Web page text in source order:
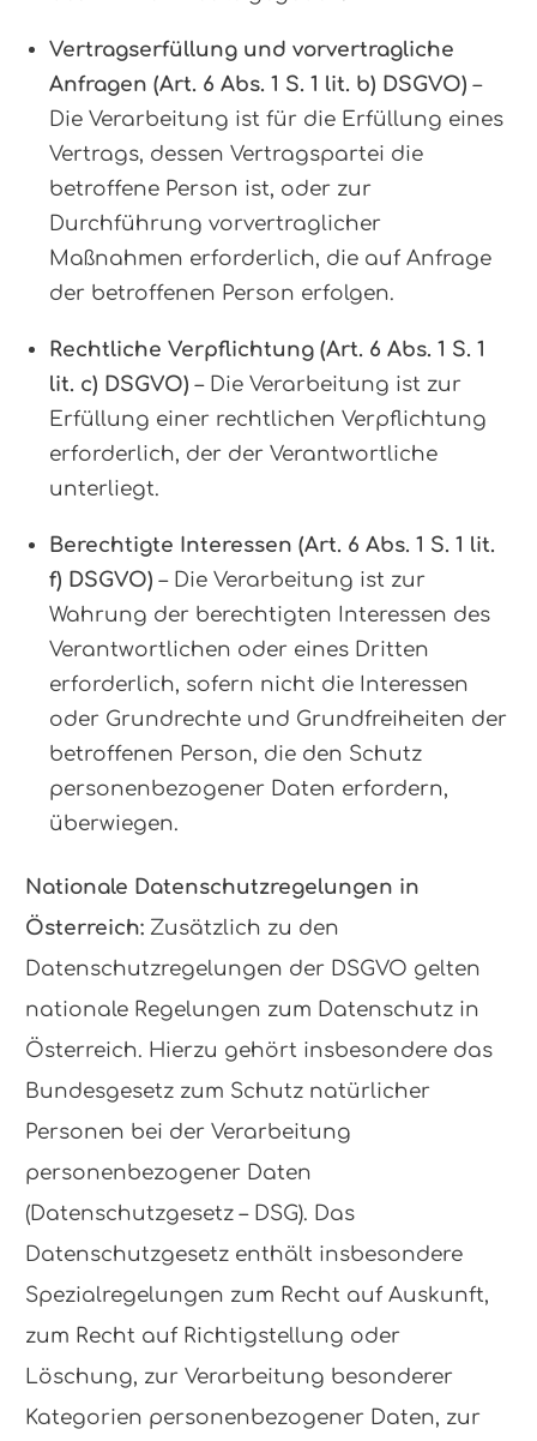
Vertragserfüllung und vorvertragliche
Anfragen (Art. 6 Abs. 1 S. 1 lit. b) DSGVO) –
Die Verarbeitung ist für die Erfüllung eines
Vertrags, dessen Vertragspartei die
betroffene Person ist, oder zur
Durchführung vorvertraglicher
Maßnahmen erforderlich, die auf Anfrage
der betroffenen Person erfolgen.
Rechtliche Verpflichtung (Art. 6 Abs. 1 S. 1
lit. c) DSGVO) – Die Verarbeitung ist zur
Erfüllung einer rechtlichen Verpflichtung
erforderlich, der der Verantwortliche
unterliegt.
Berechtigte Interessen (Art. 6 Abs. 1 S. 1 lit.
f) DSGVO) – Die Verarbeitung ist zur
Wahrung der berechtigten Interessen des
Verantwortlichen oder eines Dritten
erforderlich, sofern nicht die Interessen
oder Grundrechte und Grundfreiheiten der
betroffenen Person, die den Schutz
personenbezogener Daten erfordern,
überwiegen.
Nationale Datenschutzregelungen in
Österreich: Zusätzlich zu den
Datenschutzregelungen der DSGVO gelten
nationale Regelungen zum Datenschutz in
Österreich. Hierzu gehört insbesondere das
Bundesgesetz zum Schutz natürlicher
Personen bei der Verarbeitung
personenbezogener Daten
(Datenschutzgesetz – DSG). Das
Datenschutzgesetz enthält insbesondere
Spezialregelungen zum Recht auf Auskunft,
zum Recht auf Richtigstellung oder
Löschung, zur Verarbeitung besonderer
Kategorien personenbezogener Daten, zur